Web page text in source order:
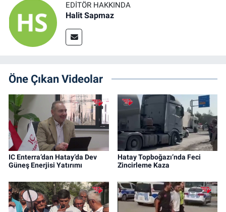
EDITÖR HAKKINDA
Halit Sapmaz
Öne Çıkan Videolar
IC Enterra’dan Hatay’da Dev
Güneş Enerjisi Yatırımı
Hatay Topboğazı’nda Feci
Zincirleme Kaza